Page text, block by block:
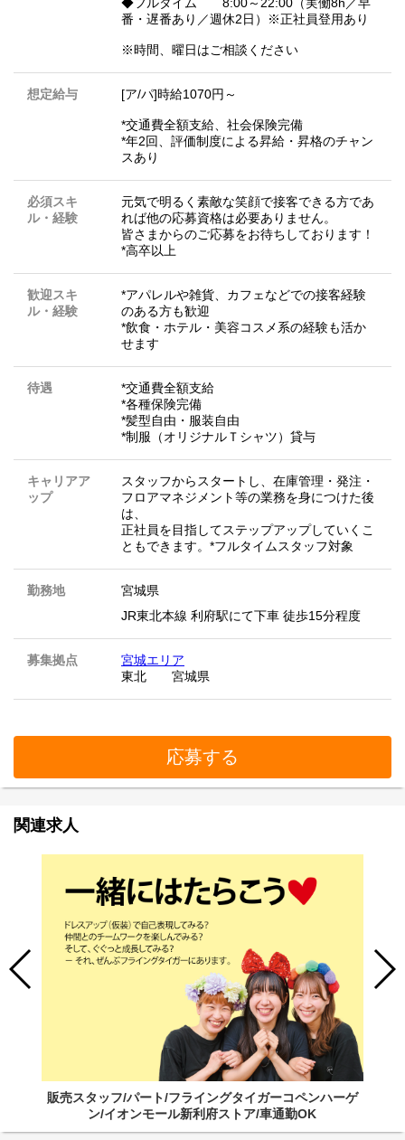
◆フルタイム 8:00～22:00（実働8h／早
番・遅番あり／週休2日）※正社員登用あり
※時間、曜日はご相談ください
想定給与 [ア/パ]時給1070円～
*交通費全額支給、社会保険完備
*年2回、評価制度による昇給・昇格のチャン
スあり
必須スキ
ル・経験
元気で明るく素敵な笑顔で接客できる方であ
れば他の応募資格は必要ありません。
皆さまからのご応募をお待ちしております！
*高卒以上
歓迎スキ
ル・経験
*アパレルや雑貨、カフェなどでの接客経験
のある方も歓迎
*飲食・ホテル・美容コスメ系の経験も活か
せます
待遇
*交通費全額支給
*各種保険完備
*髪型自由・服装自由
*制服（オリジナルＴシャツ）貸与
キャリアア
ップ
スタッフからスタートし、在庫管理・発注・
フロアマネジメント等の業務を身につけた後
は、
正社員を目指してステップアップしていくこ
ともできます。*フルタイムスタッフ対象
勤務地
宮城県
JR東北本線 利府駅にて下車 徒歩15分程度
募集拠点
宮城エリア
東北 宮城県
応募する
関連求人
販売スタッフ/パート/フライングタイガーコペンハーゲ
ン/イオンモール新利府ストア/車通勤OK